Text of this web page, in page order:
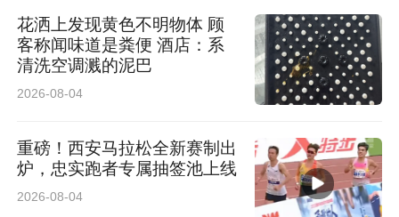
为了表达内心最真挚的谢意，次仁精心准备了锦
旗。“援藏行医传仁术，精研净血育桃李”——两
排烫金大字，是对医疗援藏的真诚褒奖。
从血透机维护到并发症应急处理，梁衍都手把手
倾囊相授。“是援藏这份责任推着我们前行。”梁
花洒上发现黄色不明物体 顾
客称闻味道是粪便 酒店：系
清洗空调溅的泥巴
2026-08-04
重磅！西安马拉松全新赛制出
炉，忠实跑者专属抽签池上线
2026-08-04